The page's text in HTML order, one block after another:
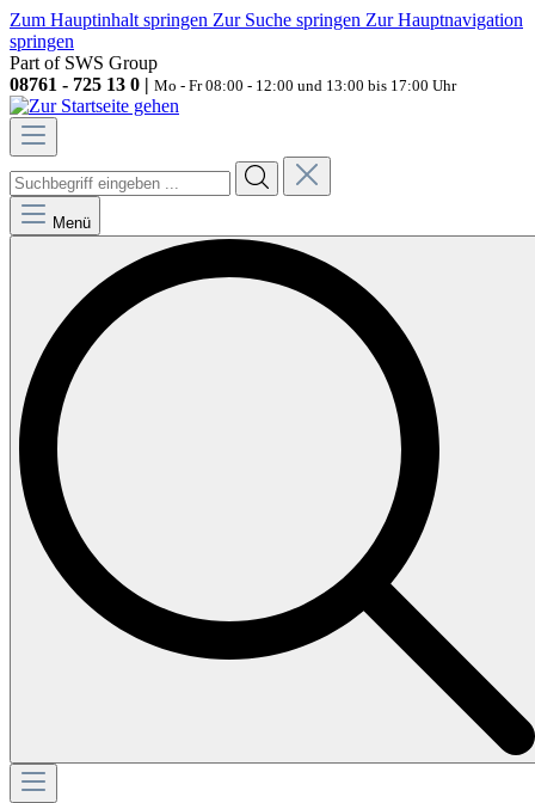
Zum Hauptinhalt springen Zur Suche springen Zur Hauptnavigation
springen
Part of SWS Group
08761 - 725 13 0 | Mo - Fr 08:00 - 12:00 und 13:00 bis 17:00 Uhr
Menü